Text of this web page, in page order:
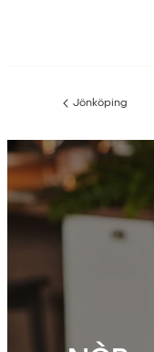
Edellinen
Jönköping